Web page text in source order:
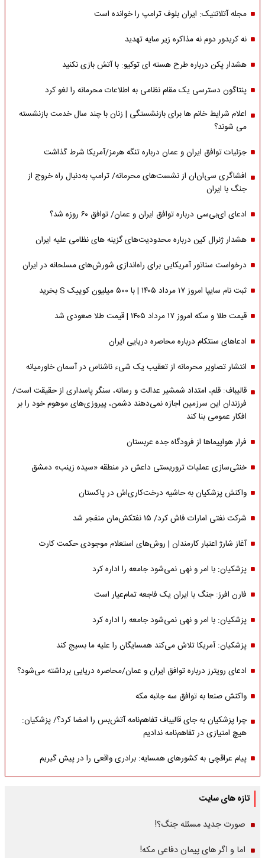
مجله آتلانتیک: ایران بلوف ترامپ را خوانده است
نه کریدور دوم نه مذاکره زیر سایه تهدید
هشدار پکن درباره طرح هسته ای توکیو: با آتش بازی نکنید
پنتاگون دسترسی یک مقام نظامی به اطلاعات محرمانه را لغو کرد
اعلام شرایط خانم ها برای بازنشستگی | زنان با چند سال خدمت بازنشسته
می شوند؟
جزئیات توافق ایران و عمان درباره تنگه هرمز/آمریکا شرط گذاشت
افشاگری سی‌ان‌ان از نشست‌های محرمانه/ ترامپ به‌دنبال راه خروج از
جنگ با ایران
ادعای ای‌بی‌سی درباره توافق ایران و عمان/ توافق ۶۰ روزه شد؟
هشدار ژنرال کین درباره محدودیت‌های گزینه های نظامی علیه ایران
درخواست سناتور آمریکایی برای راه‌اندازی شورش‌های مسلحانه در ایران
ثبت نام سایپا امروز ۱۷ مرداد ۱۴۰۵ | با ۵۰۰ میلیون کوییک S بخرید
قیمت طلا و سکه امروز ۱۷ مرداد ۱۴۰۵ | قیمت طلا صعودی شد
ادعاهای سنتکام درباره محاصره دریایی ایران
انتشار تصاویر محرمانه از تعقیب یک شیء ناشناس در آسمان خاورمیانه
قالیباف: قلم، امتداد شمشیر عدالت و رسانه، سنگر پاسداری از حقیقت است/
فرزندان این سرزمین اجازه نمی‌دهند دشمن، پیروزی‌های موهوم خود را بر
افکار عمومی بنا کند
فرار هواپیماها از فرودگاه جده عربستان
خنثی‌سازی عملیات تروریستی داعش در منطقه «سیده زینب» دمشق
واکنش پزشکیان به حاشیه درخت‌کاری‌اش در پاکستان
شرکت نفتی امارات فاش کرد/ ۱۵ نفتکش‌مان منفجر شد
آغاز شارژ اعتبار کارمندان | روش‌های استعلام موجودی حکمت کارت
پزشکیان: با امر و نهی نمی‌شود جامعه را اداره کرد
فارن افرز: جنگ با ایران یک فاجعه تمام‌عیار است
پزشکیان: با امر و نهی نمی‌شود جامعه را اداره کرد
پزشکیان: آمریکا تلاش می‌کند همسایگان را علیه ما بسیج کند
ادعای رویترز درباره توافق ایران و عمان/محاصره دریایی برداشته می‌شود؟
واکنش صنعا به توافق سه جانبه مکه
چرا پزشکیان به جای قالیباف تفاهم‌نامه آتش‌بس را امضا کرد؟/ پزشکیان:
هیچ امتیازی در تفاهم‌نامه ندادیم
پیام عراقچی به کشورهای همسایه: برادری واقعی را در پیش گیریم
تازه های سایت
صورت جدید مسئله جنگ؟!
اما و اگر های پیمان دفاعی مکه!